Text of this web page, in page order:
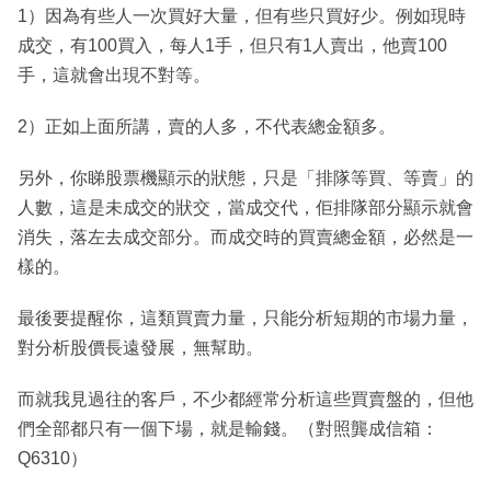
1）因為有些人一次買好大量，但有些只買好少。例如現時
成交，有100買入，每人1手，但只有1人賣出，他賣100
手，這就會出現不對等。
2）正如上面所講，賣的人多，不代表總金額多。
另外，你睇股票機顯示的狀態，只是「排隊等買、等賣」的
人數，這是未成交的狀交，當成交代，佢排隊部分顯示就會
消失，落左去成交部分。而成交時的買賣總金額，必然是一
樣的。
最後要提醒你，這類買賣力量，只能分析短期的市場力量，
對分析股價長遠發展，無幫助。
而就我見過往的客戶，不少都經常分析這些買賣盤的，但他
們全部都只有一個下場，就是輸錢。（對照龔成信箱：
Q6310）